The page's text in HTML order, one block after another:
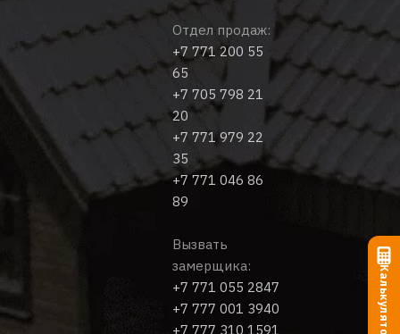
Отдел продаж:
+7 771 200 55
65
+7 705 798 21
20
+7 771 979 22
35
+7 771 046 86
89
Вызвать
замерщика:
+7 771 055 2847
+7 777 001 3940
+7 777 310 1591
Калькулятор